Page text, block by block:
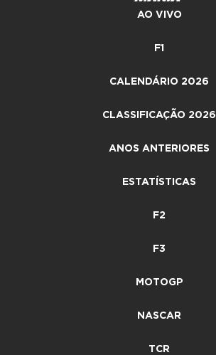
AO VIVO
F1
CALENDÁRIO 2026
CLASSIFICAÇÃO 2026
ANOS ANTERIORES
ESTATÍSTICAS
F2
F3
MOTOGP
NASCAR
TCR